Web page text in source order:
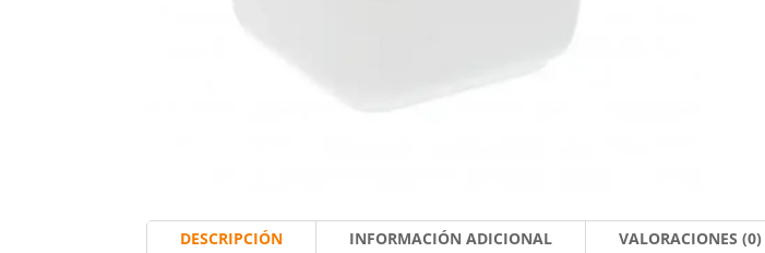
DESCRIPCIÓN INFORMACIÓN ADICIONAL VALORACIONES (0)